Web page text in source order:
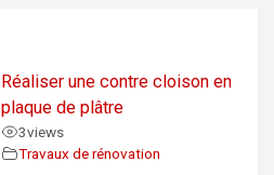
Réaliser une contre cloison en
plaque de plâtre
3views
Travaux de rénovation